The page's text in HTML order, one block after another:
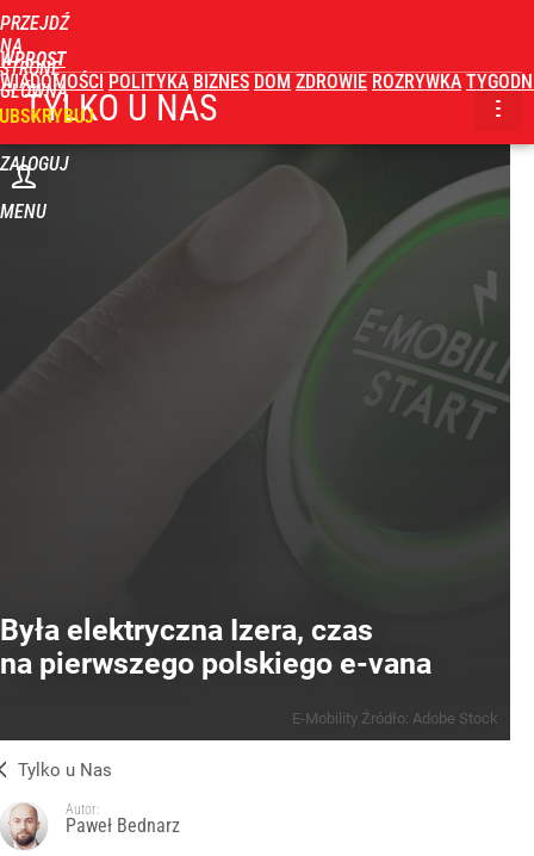
PRZEJDŹ
NA
STRONĘ
GŁÓWNĄ
WPROST
WIADOMOŚCI POLITYKA BIZNES DOM ZDROWIE ROZRYWKA
ZALOGUJ
MENU
TYLKO U NAS
Była elektryczna Izera, czas
na pierwszego polskiego e-vana
E-Mobility Źródło: Adobe Stock
Tylko u Nas
Autor:
Paweł Bednarz